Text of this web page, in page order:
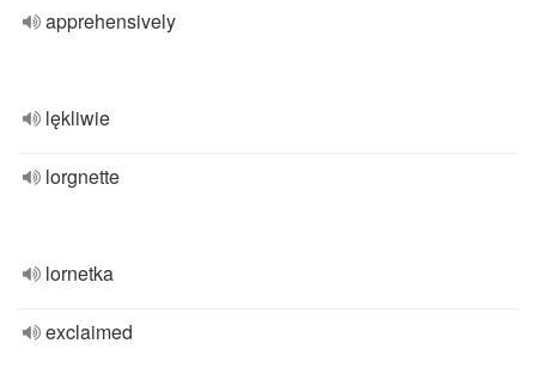
apprehensively
lękliwie
lorgnette
lornetka
exclaimed